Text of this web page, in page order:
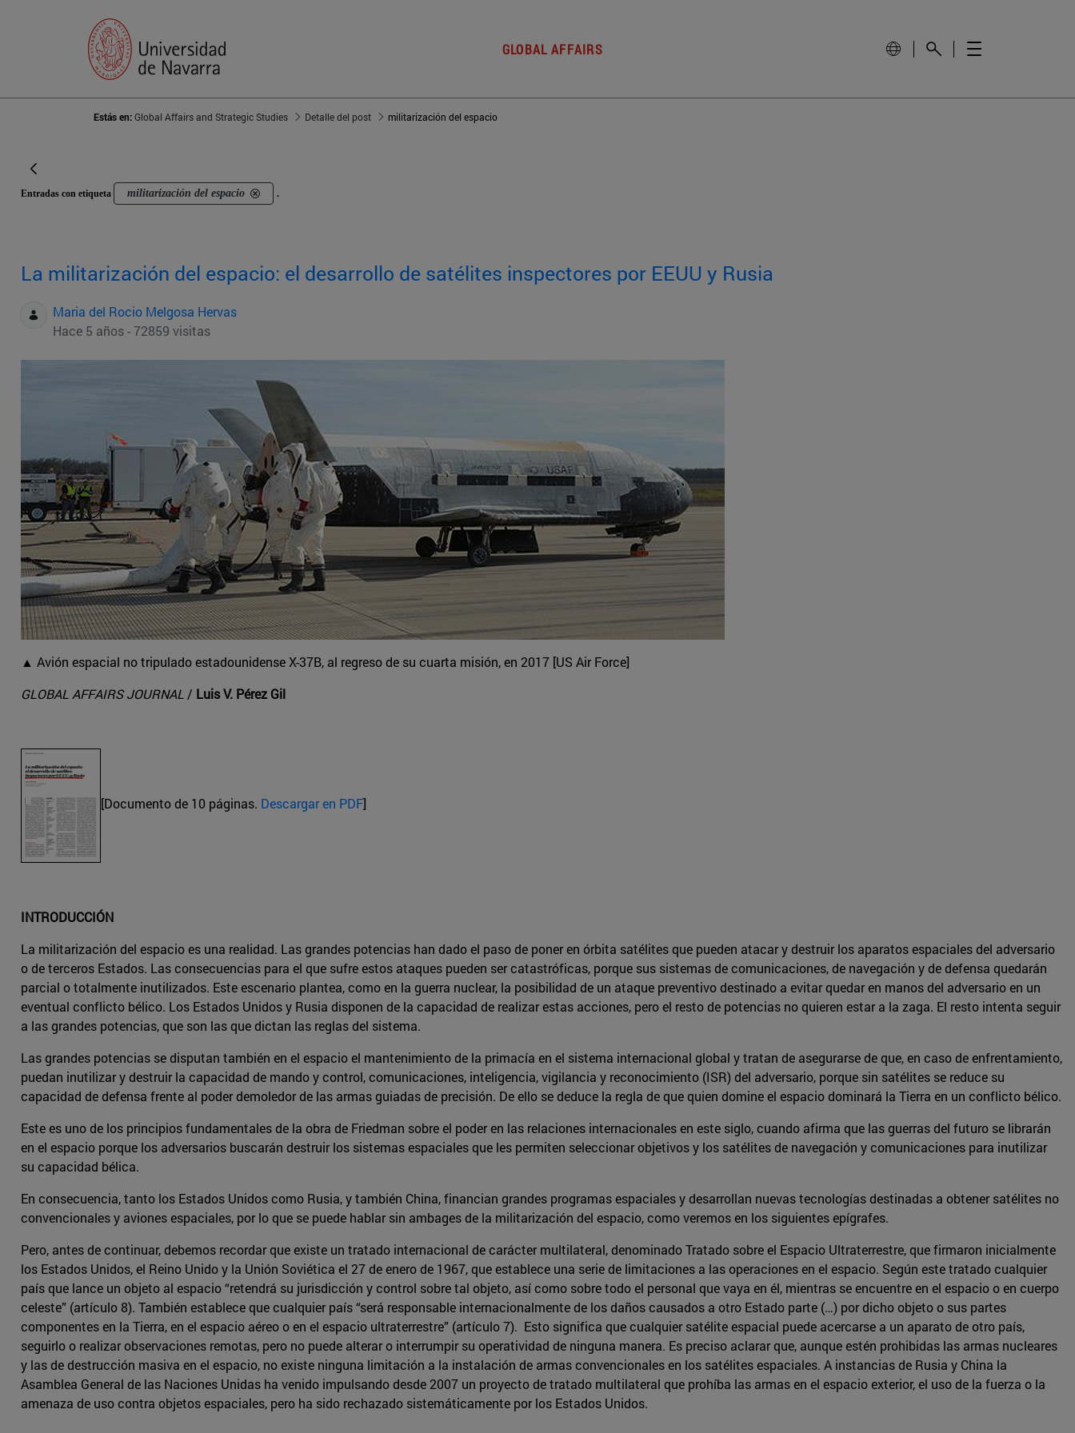
GLOBAL AFFAIRS
Estás en:Global Affairs and Strategic Studies Detalle del post militarización del espacio
Entradas con etiqueta militarización del espacio .
La militarización del espacio: el desarrollo de satélites inspectores por EEUU y Rusia
Maria del Rocio Melgosa Hervas
Hace 5 años - 72859 visitas
▲ Avión espacial no tripulado estadounidense X-37B, al regreso de su cuarta misión, en 2017 [US Air Force]
GLOBAL AFFAIRS JOURNAL/ Luis V. Pérez Gil
[Documento de 10 páginas. Descargar en PDF]
INTRODUCCIÓN
La militarización del espacio es una realidad. Las grandes potencias han dado el paso de poner en órbita satélites que pueden atacar y destruir los aparatos espaciales del adversario
o de terceros Estados. Las consecuencias para el que sufre estos ataques pueden ser catastróficas, porque sus sistemas de comunicaciones, de navegación y de defensa quedarán
parcial o totalmente inutilizados. Este escenario plantea, como en la guerra nuclear, la posibilidad de un ataque preventivo destinado a evitar quedar en manos del adversario en un
eventual conflicto bélico. Los Estados Unidos y Rusia disponen de la capacidad de realizar estas acciones, pero el resto de potencias no quieren estar a la zaga. El resto intenta seguir
a las grandes potencias, que son las que dictan las reglas del sistema.
Las grandes potencias se disputan también en el espacio el mantenimiento de la primacía en el sistema internacional global y tratan de asegurarse de que, en caso de enfrentamiento,
puedan inutilizar y destruir la capacidad de mando y control, comunicaciones, inteligencia, vigilancia y reconocimiento (ISR) del adversario, porque sin satélites se reduce su
capacidad de defensa frente al poder demoledor de las armas guiadas de precisión. De ello se deduce la regla de que quien domine el espacio dominará la Tierra en un conflicto bélico.
Este es uno de los principios fundamentales de la obra de Friedman sobre el poder en las relaciones internacionales en este siglo, cuando afirma que las guerras del futuro se librarán
en el espacio porque los adversarios buscarán destruir los sistemas espaciales que les permiten seleccionar objetivos y los satélites de navegación y comunicaciones para inutilizar
su capacidad bélica.
En consecuencia, tanto los Estados Unidos como Rusia, y también China, financian grandes programas espaciales y desarrollan nuevas tecnologías destinadas a obtener satélites no
convencionales y aviones espaciales, por lo que se puede hablar sin ambages de la militarización del espacio, como veremos en los siguientes epígrafes.
Pero, antes de continuar, debemos recordar que existe un tratado internacional de carácter multilateral, denominado Tratado sobre el Espacio Ultraterrestre, que firmaron inicialmente
los Estados Unidos, el Reino Unido y la Unión Soviética el 27 de enero de 1967, que establece una serie de limitaciones a las operaciones en el espacio. Según este tratado cualquier
país que lance un objeto al espacio “retendrá su jurisdicción y control sobre tal objeto, así como sobre todo el personal que vaya en él, mientras se encuentre en el espacio o en cuerpo
celeste” (artículo 8). También establece que cualquier país “será responsable internacionalmente de los daños causados a otro Estado parte (…) por dicho objeto o sus partes
componentes en la Tierra, en el espacio aéreo o en el espacio ultraterrestre” (artículo 7). Esto significa que cualquier satélite espacial puede acercarse a un aparato de otro país,
seguirlo o realizar observaciones remotas, pero no puede alterar o interrumpir su operatividad de ninguna manera. Es preciso aclarar que, aunque estén prohibidas las armas nucleares
y las de destrucción masiva en el espacio, no existe ninguna limitación a la instalación de armas convencionales en los satélites espaciales. A instancias de Rusia y China la
Asamblea General de las Naciones Unidas ha venido impulsando desde 2007 un proyecto de tratado multilateral que prohíba las armas en el espacio exterior, el uso de la fuerza o la
amenaza de uso contra objetos espaciales, pero ha sido rechazado sistemáticamente por los Estados Unidos.